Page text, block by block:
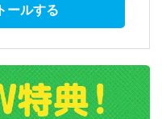
ールする